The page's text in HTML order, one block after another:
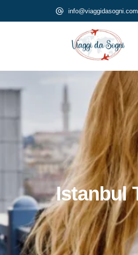
info@viaggidasogni.com
Istanbul